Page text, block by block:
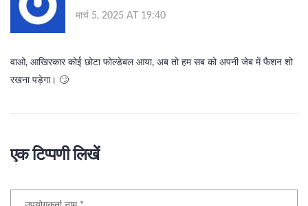
मार्च 5, 2025 AT 19:40
वाओ, आखिरकार कोई छोटा फोल्डेबल आया, अब तो हम सब को अपनी जेब में फैशन शो
रखना पड़ेगा। 🙄
एक टिप्पणी लिखें